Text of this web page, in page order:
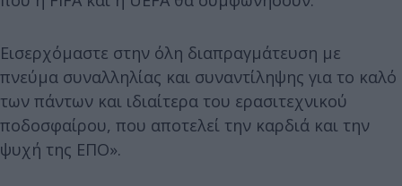
Εισερχόμαστε στην όλη διαπραγμάτευση με
πνεύμα συναλληλίας και συναντίληψης για το καλό
των πάντων και ιδιαίτερα του ερασιτεχνικού
ποδοσφαίρου, που αποτελεί την καρδιά και την
ψυχή της ΕΠΟ».